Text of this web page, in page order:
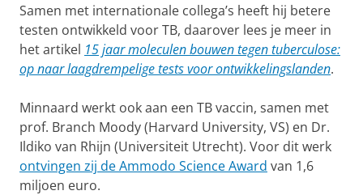
Samen met internationale collega’s heeft hij betere
testen ontwikkeld voor TB, daarover lees je meer in
het artikel 15 jaar moleculen bouwen tegen tuberculose:
op naar laagdrempelige tests voor ontwikkelingslanden.
Minnaard werkt ook aan een TB vaccin, samen met
prof. Branch Moody (Harvard University, VS) en Dr.
Ildiko van Rhijn (Universiteit Utrecht). Voor dit werk
ontvingen zij de Ammodo Science Award van 1,6
miljoen euro.